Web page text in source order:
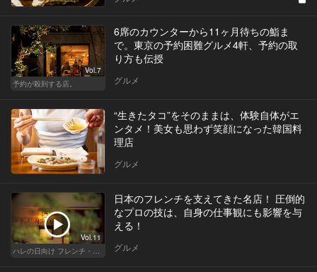
Vol.7
予約が殺到する店。
6席のカウンターから11ヶ月待ちの鮨ま
で。東京の予約困難グルメ4軒、予約の取
り方も伝授
グルメ
“生きたタコ”をそのままは、体験自体がエ
ンタメ！美女も思わず笑顔になった韓国料
理店
グルメ
Vol.11
ハレの日向け フレンチ・高級店
日本のフレンチを支えてきた名店！ 圧倒的
なプロの技は、自身の仕事観にも影響を与
える！
グルメ